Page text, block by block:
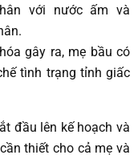
với nước ấm và
gây ra, mẹ bầu có
tình trạng tỉnh giấc
đầu lên kế hoạch và
thiết cho cả mẹ và